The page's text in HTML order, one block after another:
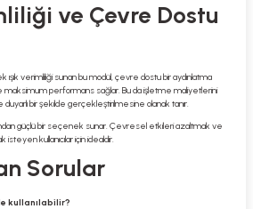
ve Çevre Dostu
ışık verimliliği sunan bu modül, çevre dostu bir aydınlatma
maksimum performans sağlar. Bu da işletme maliyetlerini
bir şekilde gerçekleştirilmesine olanak tanır.
güçlü bir seçenek sunar. Çevresel etkileri azaltmak ve
kullanıcılar için idealdir.
Sorular
kullanılabilir?